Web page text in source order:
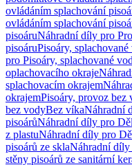
ovládáním splachování
ovládáním splachování
pisoáruNáhradní díly pro
pisoáruPisoáry,
pro Pisoáry, splachované
oplachovacího okraje
splachovacím okrajem
okrajemPisoáry, provoz bez
bez vodyBez víkaNáhradní
pisoárůNáhradní díly pro
z plastuNáhradní díly pro
pisoárů ze sklaNáhradní díly
stěny pisoárů ze sanitární